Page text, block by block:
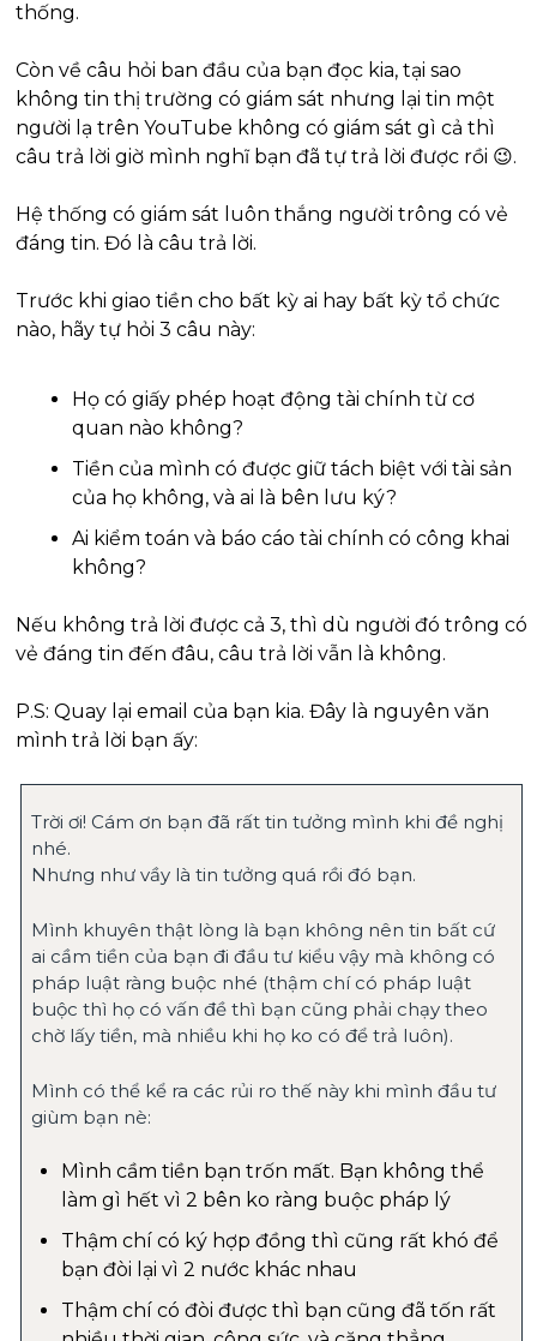
thống.
Còn về câu hỏi ban đầu của bạn đọc kia, tại sao
không tin thị trường có giám sát nhưng lại tin một
người lạ trên YouTube không có giám sát gì cả thì
câu trả lời giờ mình nghĩ bạn đã tự trả lời được rồi 😉.
Hệ thống có giám sát luôn thắng người trông có vẻ
đáng tin. Đó là câu trả lời.
Trước khi giao tiền cho bất kỳ ai hay bất kỳ tổ chức
nào, hãy tự hỏi 3 câu này:
Họ có giấy phép hoạt động tài chính từ cơ
quan nào không?
Tiền của mình có được giữ tách biệt với tài sản
của họ không, và ai là bên lưu ký?
Ai kiểm toán và báo cáo tài chính có công khai
không?
Nếu không trả lời được cả 3, thì dù người đó trông có
vẻ đáng tin đến đâu, câu trả lời vẫn là không.
P.S: Quay lại email của bạn kia. Đây là nguyên văn
mình trả lời bạn ấy:
Trời ơi! Cám ơn bạn đã rất tin tưởng mình khi đề nghị
nhé.
Nhưng như vầy là tin tưởng quá rồi đó bạn.
Mình khuyên thật lòng là bạn không nên tin bất cứ
ai cầm tiền của bạn đi đầu tư kiểu vậy mà không có
pháp luật ràng buộc nhé (thậm chí có pháp luật
buộc thì họ có vấn đề thì bạn cũng phải chạy theo
chờ lấy tiền, mà nhiều khi họ ko có để trả luôn).
Mình có thể kể ra các rủi ro thế này khi mình đầu tư
giùm bạn nè:
Mình cầm tiền bạn trốn mất. Bạn không thể
làm gì hết vì 2 bên ko ràng buộc pháp lý
Thậm chí có ký hợp đồng thì cũng rất khó để
bạn đòi lại vì 2 nước khác nhau
Thậm chí có đòi được thì bạn cũng đã tốn rất